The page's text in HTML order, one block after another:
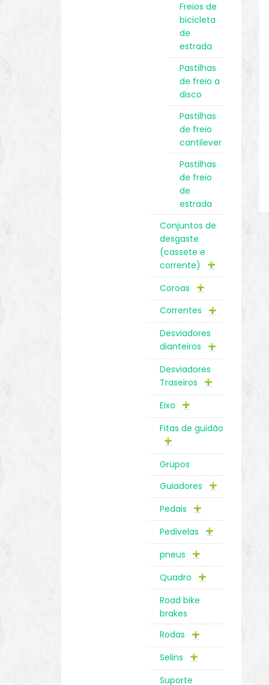
Freios de
bicicleta
de
estrada
Pastilhas
de freio a
disco
Pastilhas
de freio
cantilever
Pastilhas
de freio
de
estrada
Conjuntos de
desgaste
(cassete e
corrente)
Coroas
Correntes
Desviadores
dianteiros
Desviadores
Traseiros
Eixo
Fitas de guidão
Grupos
Guiadores
Pedais
Pedivelas
pneus
Quadro
Road bike
brakes
Rodas
Selins
Suporte